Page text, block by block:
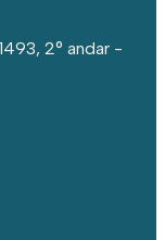
2° andar -